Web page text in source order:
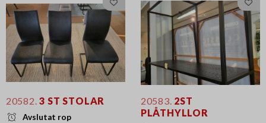
20582. 3 ST STOLAR
Avslutat rop
20583. 2ST
PLÅTHYLLOR